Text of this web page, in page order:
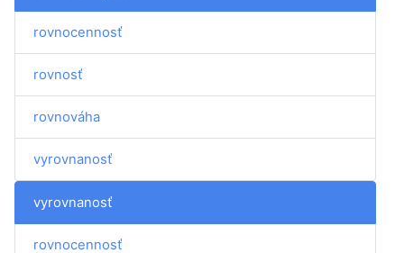
rovnocennosť
rovnosť
rovnováha
vyrovnanosť
vyrovnanosť
rovnocennosť